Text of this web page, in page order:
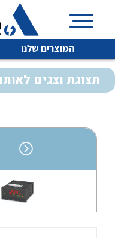
המוצרים שלנו
איכות
אטקה בע”מ היא
מיתוג, בקרה ,
מיתוג
תצוגת וצגים